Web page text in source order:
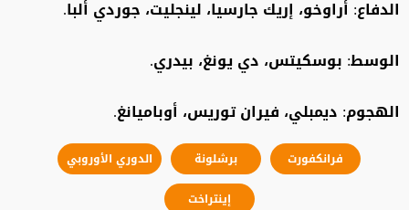
الدفاع: أراوخو، إريك جارسيا، لينجليت، جوردي ألبا.
الوسط: بوسكيتس، دي يونغ، بيدري.
الهجوم: ديمبلي، فيران توريس، أوباميانغ.
فرانكفورت برشلونة
الدوري الأوروبي
إينتراخت